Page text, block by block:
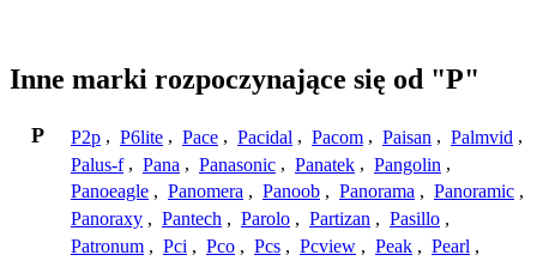
Inne marki rozpoczynające się od "P"
P P2p , P6lite , Pace , Pacidal , Pacom , Paisan , Palmvid ,
Palus-f , Pana , Panasonic , Panatek , Pangolin ,
Panoeagle , Panomera , Panoob , Panorama , Panoramic ,
Panoraxy , Pantech , Parolo , Partizan , Pasillo ,
Patronum , Pci , Pco , Pcs , Pcview , Peak , Pearl ,